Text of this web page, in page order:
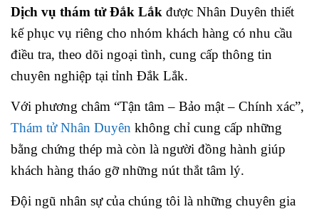
Dịch vụ thám tử Đắk Lắk được Nhân Duyên thiết
kế phục vụ riêng cho nhóm khách hàng có nhu cầu
điều tra, theo dõi ngoại tình, cung cấp thông tin
chuyên nghiệp tại tỉnh Đắk Lắk.
Với phương châm “Tận tâm – Bảo mật – Chính xác”,
Thám tử Nhân Duyên không chỉ cung cấp những
bằng chứng thép mà còn là người đồng hành giúp
khách hàng tháo gỡ những nút thắt tâm lý.
Đội ngũ nhân sự của chúng tôi là những chuyên gia